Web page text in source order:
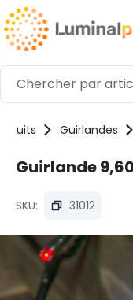
Passer au contenu
Guirlandes
Guirlande
SKU: 31012
Ignorer la galerie